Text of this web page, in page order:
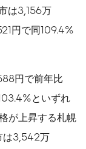
は3,156万
円で同109.4%
円で前年比
といずれ
が上昇する札幌
は3,542万